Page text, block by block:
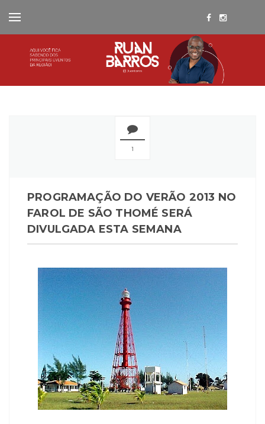
1
PROGRAMAÇÃO DO VERÃO 2013 NO
FAROL DE SÃO THOMÉ SERÁ
DIVULGADA ESTA SEMANA